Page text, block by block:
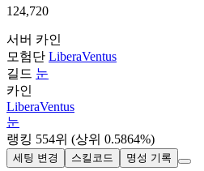
124,720
서버 카인
모험단 LiberaVentus
길드 눈
카인
LiberaVentus
눈
랭킹 554위 (상위 0.5864%)
세팅 변경 스킬코드 명성 기록